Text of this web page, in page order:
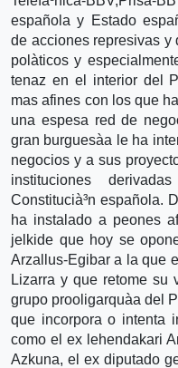
española y Estado
de acciones represivas y
polà­ticos y
tenaz en el interior del
mas afines con los que
una espesa red de
gran burguesà­a le ha
negocios y a sus
instituciones
Constitucià³n española.
ha instalado a peones
jelkide que hoy se
Arzallus-Egibar a la que
Lizarra y que retome su
grupo prooligarquà­a del
que incorpora o intenta
como el ex lehendakari
Azkuna, el ex diputado